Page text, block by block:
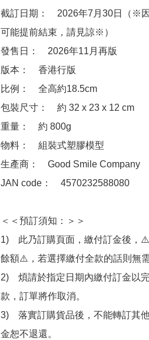
截訂日期：　2026年7月30日（※
可能提前結束，請見諒※）
發售日：　2026年11月再版
版本：　香港行版
比例：　全高約18.5cm
包裝尺寸：　約 32 x 23 x 12 cm
重量：　約 800g
物料：　組裝式塑膠模型
生產商：　Good Smile Company
JAN code：　4570232588080
＜＜預訂須知：＞＞
1)　此乃訂購頁面，繳付訂金後，
餘額⚠️，若選擇繳付全款的話則無需
2)　煩請於指定日期內繳付訂金以
款，訂單將作取消。
3)　落實訂購貨品後，不能轉訂其
金恕不退還。